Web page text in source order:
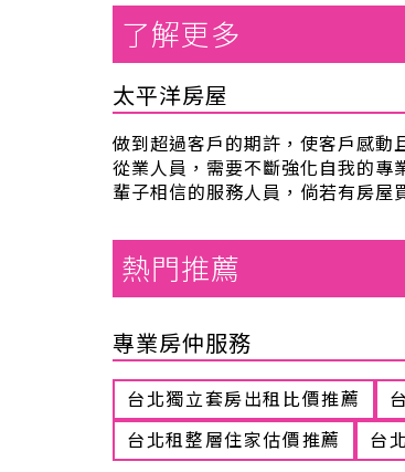
了解更多
太平洋房屋
做到超過客戶的期許，使客戶感動
從業人員，需要不斷強化自我的專
輩子相信的服務人員，倘若有房屋
熱門推薦
專業房仲服務
台北獨立套房出租比價推薦
台北租整層住家估價推薦
台